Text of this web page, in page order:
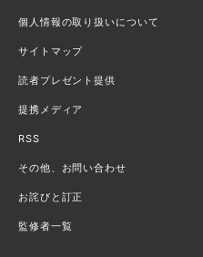
個人情報の取り扱いについて
サイトマップ
読者プレゼント提供
提携メディア
RSS
その他、お問い合わせ
お詫びと訂正
監修者一覧